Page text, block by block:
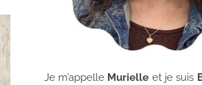
Je m’appelle Murielle et je suis